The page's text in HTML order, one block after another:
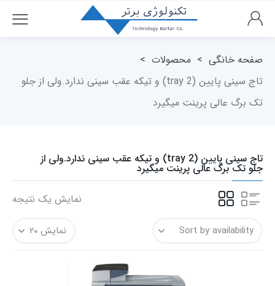
صفحه خانگی > محصولات >
تاج سینی پایین (tray 2) و تیکه عقب سینی ندارد.ولی از جلو
تک برگ عالی پرینت میگیرد
تاج سینی پایین (tray 2) و تیکه عقب سینی ندارد.ولی از
جلو تک برگ عالی پرینت میگیرد
نمایش یک نتیجه